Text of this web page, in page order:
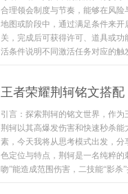
合理领会制度与节奏，能够在风
地图或阶段中，通过满足条件来
关，完成后可获得许可、道具或
活条件说明不同激活任务对应的触
王者荣耀荆轲铭文搭
引言：探索荆轲的铭文世界，作
荆轲以其高爆发伤害和快速秒杀
素，今天我将从思考模式出发，
色定位与特点，荆轲是一名纯粹
吻”能造成范围伤害，二技能“影杀